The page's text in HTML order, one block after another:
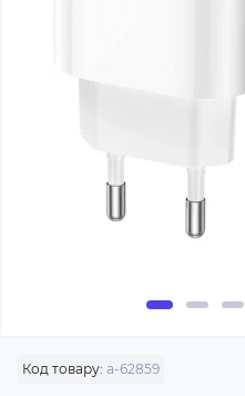
Код товару: a-62859